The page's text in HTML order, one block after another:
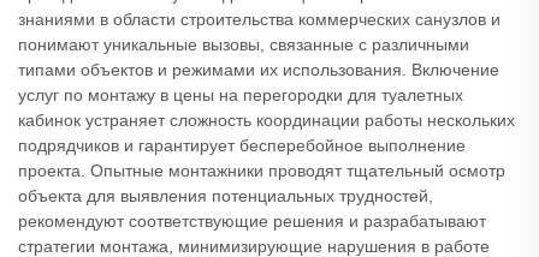
знаниями в области строительства коммерческих санузлов и
понимают уникальные вызовы, связанные с различными
типами объектов и режимами их использования. Включение
услуг по монтажу в цены на перегородки для туалетных
кабинок устраняет сложность координации работы нескольких
подрядчиков и гарантирует бесперебойное выполнение
проекта. Опытные монтажники проводят тщательный осмотр
объекта для выявления потенциальных трудностей,
рекомендуют соответствующие решения и разрабатывают
стратегии монтажа, минимизирующие нарушения в работе